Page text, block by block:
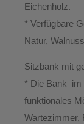
Eichenholz.
* Verfügbare
Natur,
Sitzbank mit
* Die Bank im
funktionales
Wartezimmer,